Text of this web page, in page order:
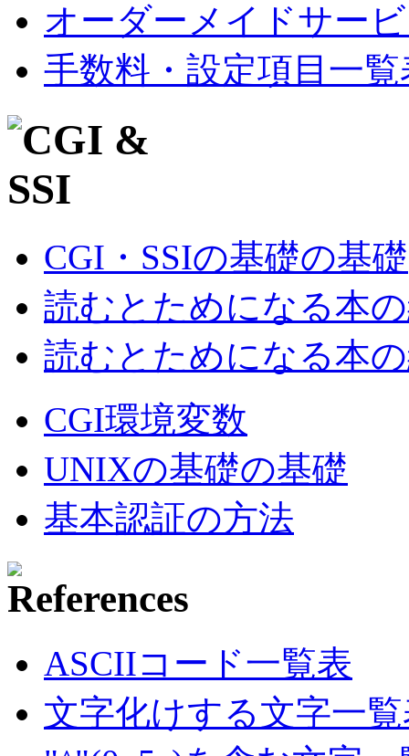
オーダーメイドサー
手数料・設定項目一覧
CGI・SSIの基礎の基礎
読むとためになる本
読むとためになる本
CGI環境変数
UNIXの基礎の基礎
基本認証の方法
ASCIIコード一覧表
文字化けする文字一